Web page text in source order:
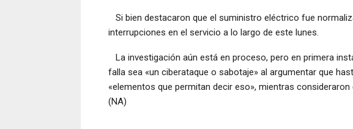
Si bien destacaron que el suministro eléctrico fue
interrupciones en el servicio a lo largo de este lunes.
La investigación aún está en proceso, pero en primera
falla sea «un ciberataque o sabotaje» al argumentar que
«elementos que permitan decir eso», mientras
(NA)